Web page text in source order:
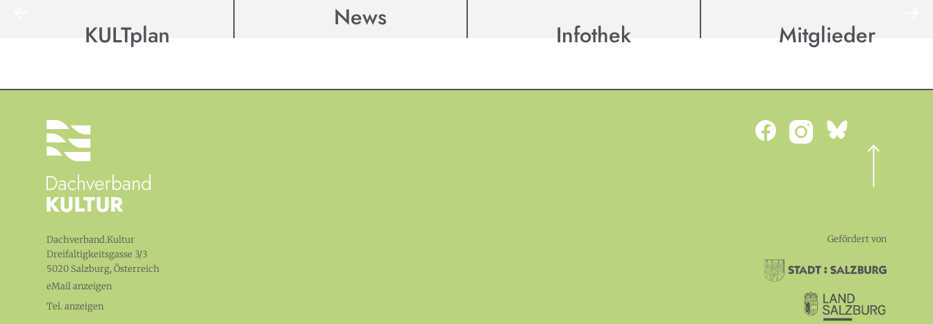
KULTplan
News
Infothek Mitglieder
Dachverband.Kultur
Dreifaltigkeitsgasse 3/3
5020 Salzburg, Österreich
eMail anzeigen
Tel. anzeigen
Gefördert von